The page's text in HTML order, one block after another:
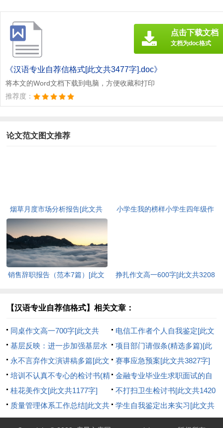
《汉语专业自荐信格式[此文共3477字].doc》
将本文的Word文档下载到电脑，方便收藏和打印
推荐度：
点击下载文档
文档为doc格式
论文范文图文推荐
烟草月度市场分析报告[此文共
2700字]
小学生我的榜样小学生四年级作
销售辞职报告（范本7篇）[此文
挣扎作文高一600字[此文共3208
【汉语专业自荐信格式】相关文章：
同桌作文高一700字[此文共
3361字]
电信工作者个人自我鉴定[此文
共5372字]
基层反映：进一步加强基层水
利站建设的几点建议[此文共918
字]
项目部门请假条(精选多篇)[此
文共645字]
永不言弃作文演讲稿多篇[此文
共4440字]
赛事应急预案[此文共3827字]
培训不认真不专心的检讨书(精
选多篇)[此文共3215字]
金融专业毕业生求职面试的自
我介绍[此文共2368字]
桂花美作文[此文共1177字]
不打扫卫生检讨书[此文共1420
字]
质量管理体系工作总结[此文共
1810字]
学生自我鉴定出来实习[此文共
2244字]